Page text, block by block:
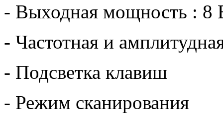
- Выходная мощность : 8
- Частотная и
- Подсветка клавиш
- Режим сканирования